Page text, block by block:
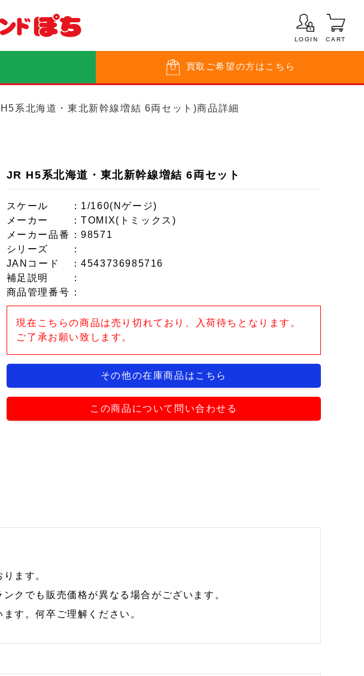
LOGIN CART
買取 ご希望の方はこちら
系北海道・東北新幹線増結 6両セット)商品詳細
JR H5系北海道・東北新幹線増結 6両セット
スケール
：1/160(Nゲージ)
メーカー
：TOMIX(トミックス)
メーカー品番
：98571
シリーズ
：
JANコード
：4543736985716
補足説明
：
商品管理番号 ：
現在こちらの商品は売り切れており、入荷待ちとなります。
ご了承お願い致します。
その他の在庫商品はこちら
この商品について問い合わせる
ます。
クでも販売価格が異なる場合がございます。
す。何卒ご理解ください。